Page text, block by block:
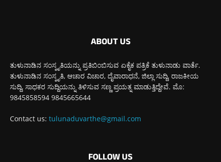
ABOUT US
ತುಳುನಾಡಿನ ಸಂಸ್ಕೃತಿಯನ್ನು ಪ್ರತಿಬಿಂಬಿಸುವ ಏಕೈಕ ಪತ್ರಿಕೆ ತುಳುನಾಡು ವಾರ್ತೆ.
ತುಳುನಾಡಿನ ಸಂಸ್ಕೃತಿ, ಆಚಾರ ವಿಚಾರ, ದೈವಾರಾಧನೆ, ಜಿಲ್ಲಾ ಸುದ್ದಿ, ರಾಜಕೀಯ
ಸುದ್ದಿ, ಸಾಧಕರ ಸುದ್ದಿಯನ್ನು ತಿಳಿಸುವ ಸಣ್ಣ ಪ್ರಯತ್ನ ಮಾಡುತ್ತಿದ್ದೇವೆ. ಮೊ:
9845858594 9845665644
Contact us: tulunaduvarthe@gmail.com
FOLLOW US